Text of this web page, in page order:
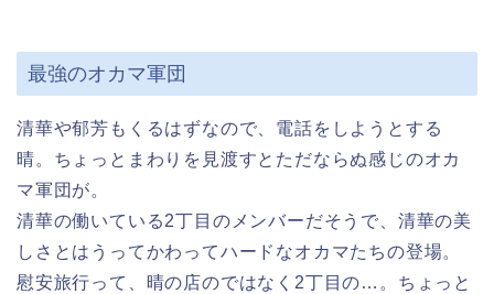
最強のオカマ軍団
清華や郁芳もくるはずなので、電話をしようとする
晴。ちょっとまわりを見渡すとただならぬ感じのオカ
マ軍団が。
清華の働いている2丁目のメンバーだそうで、清華の美
しさとはうってかわってハードなオカマたちの登場。
慰安旅行って、晴の店のではなく2丁目の…。ちょっと